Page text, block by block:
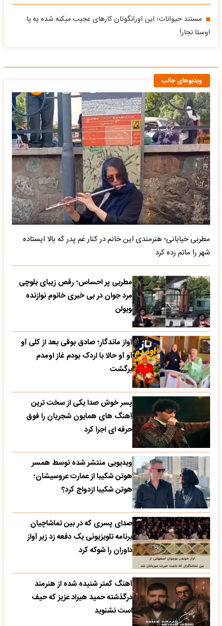
مستند حیوانات؛ این اورانگوتان کارهای عجیب میکنه شده یه پا
اوستا نجار!
ویدیوهای جالب
مطربی خیابانی؛ هنرمندی این خانم در کنار غم پدر که بالا ایستاده
شهر را ماتم زده کرد
مطربی پر احساس؛ رقص زیبای بلوچی
مرد جوان در بی خبری خانوم نوازنده
ویولن
آواز ماندگار؛ صادق بوقی بعد از کلی آو
آو آو حالا با اردک بودم غاز اومدم
برگشت
پسر خوش صدا یکی از سخت ترین
آهنگ های همایون شجریان را فوق
حرفه ای اجرا کرد
ویدیویی منتشر شده توسط همسر
هوتن شکیبا از عمارت عروسیشان؛
هوتن شکیبا ازدواج کرد؟
صدای پسری که در بین تماشاچیان
برنامه تلویزیونی یک دفعه زد زیر آواز
داوران را شوکه کرد
آهنگ کمتر شنیده شده از هنرمند
درگذشته حمید هیراد عزیز که حیف
است نشنوید